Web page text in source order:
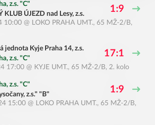
FK Loko Praha, z.s. "C"
KLUB ÚJEZD nad Lesy, z.s.
1:9
10:00 @ LOKO PRAHA UMT., 65 MŽ-2/B,
jednota Kyje Praha 14, z.s.
FK Loko Praha, z.s. "C"
17:1
17:00 @ KYJE UMT., 65 MŽ-2/B, 2. kolo
FK Loko Praha, z.s. "C"
"SK Praga Vysočany, z.s." "B"
1:9
15:00 @ LOKO PRAHA UMT., 65 MŽ-2/B,